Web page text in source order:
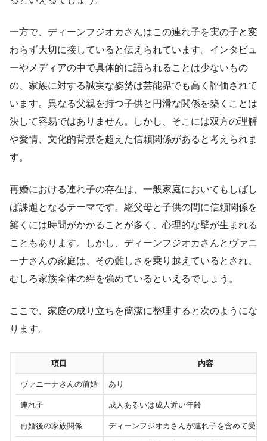
一方で、ディーンフジオカさんはこの連れ子を実の子と変
わらず大切に接していると伝えられています。インタビュ
ーやメディアの中で具体的に語られることは少ないもの
の、家族に対する誠実な姿勢は芸能界でも高く評価されて
います。異なる父親を持つ子供と円滑な関係を築くことは
決して容易ではありません。しかし、そこには双方の理解
や愛情、文化的背景を超えた信頼関係があると考えられま
す。
再婚における連れ子の存在は、一般家庭においてもしばし
ば課題となるテーマです。継父母と子供の間に信頼関係を
築くには時間がかかることが多く、心理的な壁が生まれる
こともあります。しかし、ディーンフジオカさんとヴァニ
ーナさんの家庭は、その難しさを乗り越えているとされ、
むしろ家族全体の絆を強めているといえるでしょう。
ここで、家庭の成り立ちを簡潔に整理すると次のようにな
ります。
項目 内容
ヴァニーナさんの前婚 あり
連れ子 成人あるいは成人近い年齢
再婚後の家族関係 ディーンフジオカさんが連れ子を含めて受け